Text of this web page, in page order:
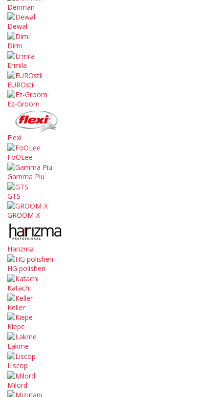
Denman
Dewal
Dimi
Ermila
EUROstil
Ez-Groom
Flexi
FoOLee
Gamma Piu
GTS
GROOM-X
Harizma
HG polishen
Katachi
Keller
Kiepe
Lakme
Liscop
Milord